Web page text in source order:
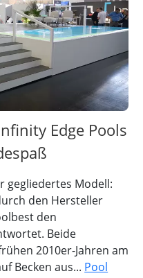
Edge Pools
gegliedertes Modell:
den Hersteller
den
Beide
2010er-Jahren am
Becken aus... Pool